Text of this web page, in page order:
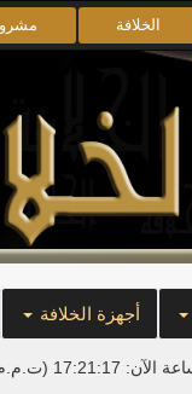
الخلافة
أجهزة الخلافة
الآن: 17:21:17